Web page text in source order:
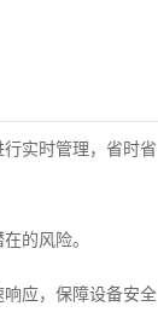
实时管理，省时省
的风险。
应，保障设备安全